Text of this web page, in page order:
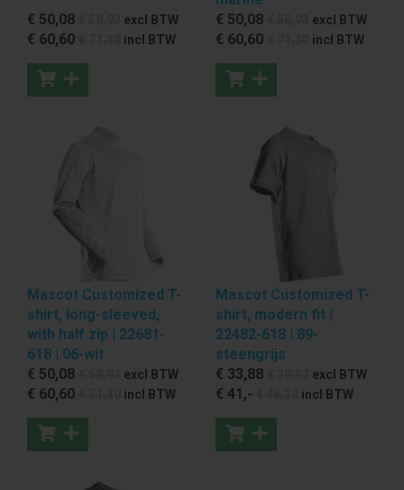
€ 50,08 excl BTW
€ 60,60 incl BTW
€ 50,08 excl BTW
€ 60,60 incl BTW
Mascot Customized T-
shirt, long-sleeved,
with half zip | 22681-
618 | 06-wit
€ 50,08 excl BTW
€ 60,60 incl BTW
Mascot Customized T-
shirt, modern fit |
22482-618 | 89-
steengrijs
€ 33,88 excl BTW
€ 41 ,- incl BTW